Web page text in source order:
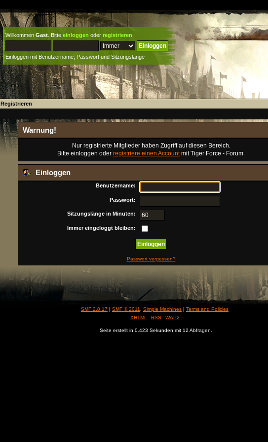
Willkommen Gast . Bitte einloggen oder registrieren
Einloggen mit Benutzername, Passwort und Sitzungslänge
Registrieren
Warnung!
Nur registrierte Mitglieder haben Zugriff auf diesen Bereich.
Bitte einloggen oder registriere einen Accountmit Tiger Force - Forum.
Einloggen
Benutzername:
Passwort:
Sitzungslänge in Minuten:
Immer eingeloggt bleiben:
Passwort vergessen?
SMF 2.0.17 SMF © 2011, Simple Machines
Terms and Policies
XHTML
RSS WAP2
Seite erstellt in 0.423 Sekunden mit 12 Abfragen.